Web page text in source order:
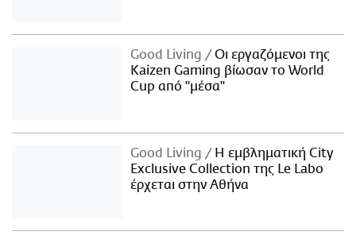
Good Living
Οι εργαζόμενοι της
Kaizen Gaming βίωσαν το World
Cup από "μέσα"
Good Living
Η εμβληματική City
Exclusive Collection της Le Labo
έρχεται στην Αθήνα